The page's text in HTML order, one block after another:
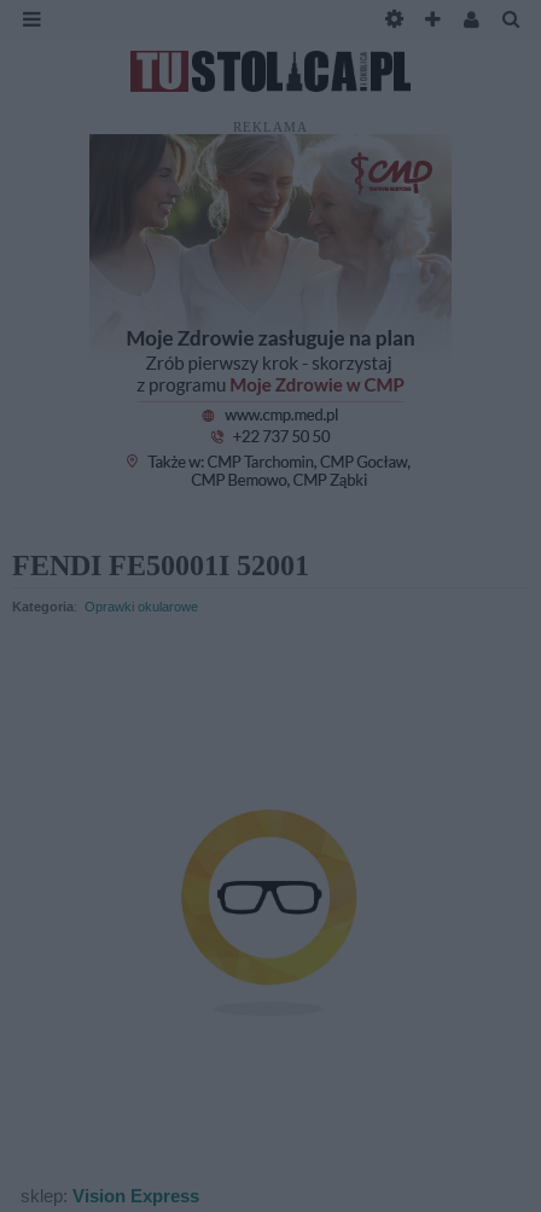
REKLAMA
FENDI FE50001I 52001
Kategoria: Oprawki okularowe
sklep: Vision Express